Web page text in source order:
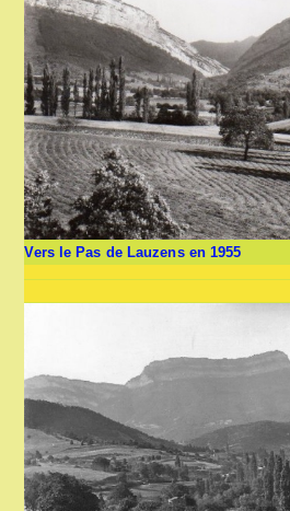
Vers le Pas de Lauzens en 1955